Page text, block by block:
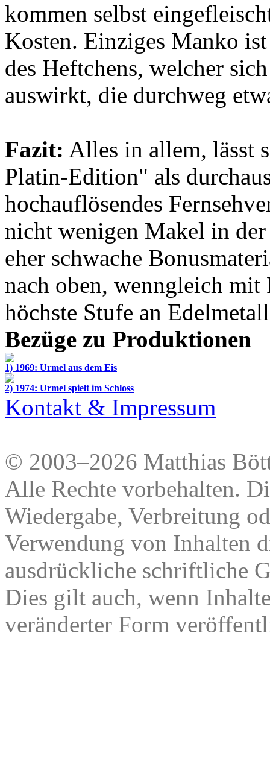
kommen selbst
Kosten. Einziges Manko
des Heftchens, welcher
auswirkt, die durchweg
Fazit: Alles in allem, lässt
Platin-Edition" als
hochauflösendes
nicht wenigen Makel in
eher schwache
nach oben, wenngleich
höchste Stufe an
Bezüge zu Produktionen
1) 1969: Urmel aus dem Eis
2) 1974: Urmel spielt im Schloss
Kontakt & Impressum
© 2003–2026 Matthias
Alle Rechte vorbehalten.
Wiedergabe, Verbreitung
Verwendung von Inhalten
ausdrückliche schriftliche
Dies gilt auch, wenn
veränderter Form